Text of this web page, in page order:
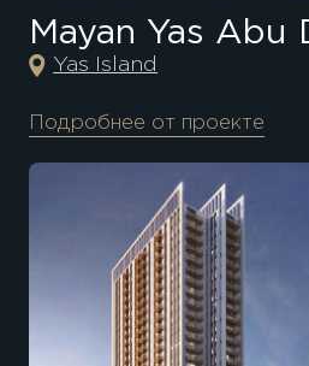
Mayan Yas Abu
Yas Island
Подробнее от проекте